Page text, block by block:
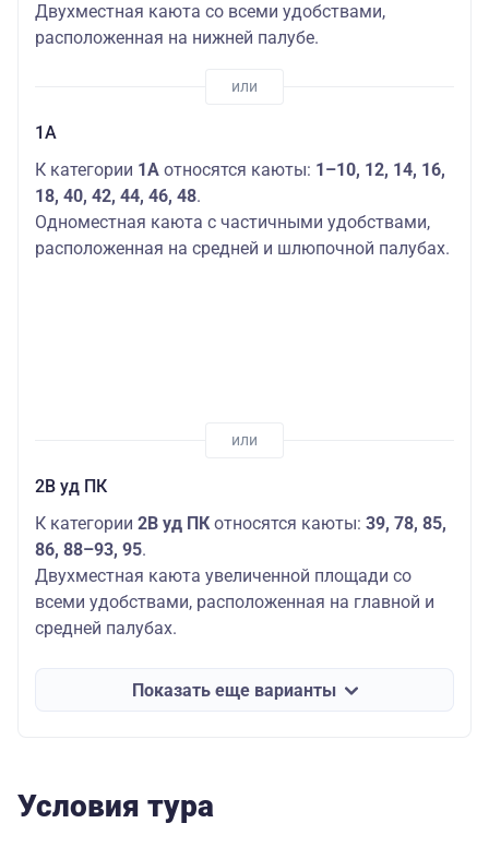
Двухместная каюта со всеми удобствами,
расположенная на нижней палубе.
1А
К категории 1А относятся каюты: 1–10, 12, 14, 16,
18, 40, 42, 44, 46, 48.
Одноместная каюта с частичными удобствами,
расположенная на средней и шлюпочной палубах.
2В уд ПК
К категории 2В уд ПК​ относятся каюты: 39, 78, 85,
86, 88–93, 95.
Двухместная каюта увеличенной площади со
всеми удобствами, расположенная на главной и
средней палубах.
Показать еще варианты
Условия тура